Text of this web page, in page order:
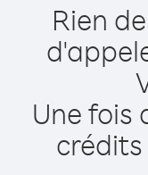
Rien
Une fois